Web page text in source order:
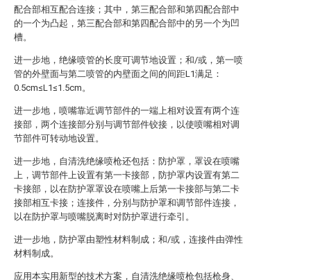
配合部相互配合连接；其中，第三配合部和第四配合部中
的一个为凸起，第三配合部和第四配合部中的另一个为凹
槽。
进一步地，绝缘喷管的长度可调节地设置；和/或，第一喷
管的外壁面与第二喷管的内壁面之间的间距L1满足：
0.5cm≤L1≤1.5cm。
进一步地，喷嘴靠近调节部件的一端上相对设置有两个连
接部，两个连接部分别与调节部件铰接，以使喷嘴相对调
节部件可转动地设置。
进一步地，自清洗绝缘喷枪还包括：防护罩，罩设在喷嘴
上，调节部件上设置有第一卡接部，防护罩内设置有第二
卡接部，以在防护罩罩设在喷嘴上后第一卡接部与第二卡
接部相互卡接；连接件，分别与防护罩和调节部件连接，
以在防护罩与喷嘴脱离时对防护罩进行牵引。
进一步地，防护罩由塑性材料制成；和/或，连接件由弹性
材料制成。
应用本实用新型的技术方案，自清洗绝缘喷枪包括枪身、